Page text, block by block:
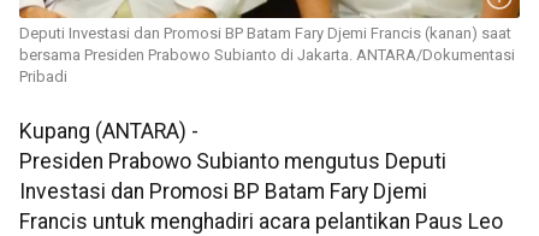
Deputi Investasi dan Promosi BP Batam Fary Djemi Francis (kanan) saat
bersama Presiden Prabowo Subianto di Jakarta. ANTARA/Dokumentasi
Pribadi
Kupang (ANTARA) -
Presiden Prabowo Subianto mengutus Deputi
Investasi dan Promosi BP Batam Fary Djemi
Francis untuk menghadiri acara pelantikan Paus Leo